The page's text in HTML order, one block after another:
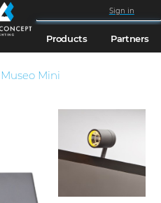
Sign in
Products Partners
Museo Mini